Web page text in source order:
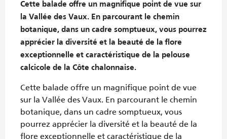
Cette balade offre un magnifique point de vue sur
la Vallée des Vaux. En parcourant le chemin
botanique, dans un cadre somptueux, vous pourrez
apprécier la diversité et la beauté de la flore
exceptionnelle et caractéristique de la pelouse
calcicole de la Côte chalonnaise.
Cette balade offre un magnifique point de vue
sur la Vallée des Vaux. En parcourant le chemin
botanique, dans un cadre somptueux, vous
pourrez apprécier la diversité et la beauté de la
flore exceptionnelle et caractéristique de la